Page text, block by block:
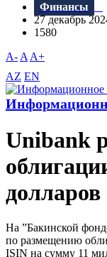
Финансы
27 декабрь
1580
A- A A+
AZ EN
Unibank
долларов
На ”Бакинской
по размещению
ISIN на сумму 11